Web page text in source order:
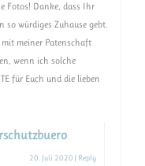
Fotos! Danke, dass Ihr
so würdiges Zuhause gebt.
meiner Patenschaft
wenn ich solche
für Euch und die lieben
20. Juli 2020 | Reply